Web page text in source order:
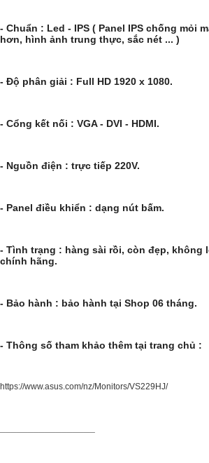
- Chuẩn : Led - IPS ( Panel IPS chống mỏi
hơn, hình ảnh trung thực, sắc nét ... )
- Độ phân giải : Full HD 1920 x 1080.
- Cổng kết nối : VGA - DVI - HDMI.
- Nguồn điện : trực tiếp 220V.
- Panel điều khiển : dạng nút bấm.
- Tình trạng : hàng sài rồi, còn đẹp, không
chính hãng.
- Bảo hành : bảo hành tại Shop 06 tháng.
- Thông số tham khảo thêm tại trang chủ :
https://www.asus.com/nz/Monitors/VS229HJ/​